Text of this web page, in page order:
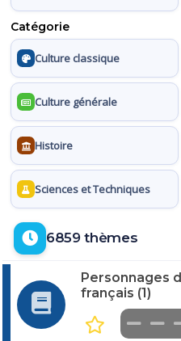
Catégorie
Culture classique
Culture générale
Histoire
Sciences et Techniques
6859 thèmes
Personnages
français (1)